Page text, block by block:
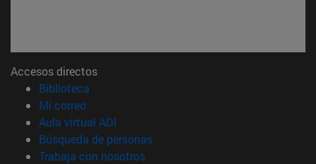
Accesos directos
Biblioteca
Mi correo(abre en nueva ventana)
Aula virtual ADI
Búsqueda de personas(abre en nueva ventana)
Trabaja con nosotros(abre en nueva ventana)